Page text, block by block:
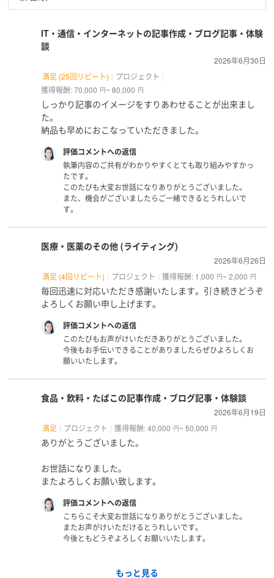
IT・通信・インターネットの記事作成・ブログ記事・体験
談
2026年6月30日
満足 (25回リピート)
プロジェクト
獲得報酬: 70,000 円~ 80,000 円
しっかり記事のイメージをすりあわせることが出来まし
た。
納品も早めにおこなっていただきました。
評価コメントへの返信
執筆内容のご共有がわかりやすくとても取り組みやすかっ
たです。
このたびも大変お世話になりありがとうございました。
また、機会がございましたらご一緒できるとうれしいで
す。
医療・医薬のその他 (ライティング)
2026年6月26日
満足 (4回リピート)
プロジェクト 獲得報酬: 1,000 円~ 2,000 円
毎回迅速に対応いただき感謝いたします。引き続きどうぞ
よろしくお願い申し上げます。
評価コメントへの返信
このたびもお声がけいただきありがとうございました。
今後もお手伝いできることがありましたらぜひよろしくお
願いいたします。
食品・飲料・たばこの記事作成・ブログ記事・体験談
2026年6月19日
満足
プロジェクト 獲得報酬: 40,000 円~ 50,000 円
ありがとうございました。
お世話になりました。
またよろしくお願い致します。
評価コメントへの返信
こちらこそ大変お世話になりありがとうございました。
またお声がけいただけるとうれしいです。
今後ともどうぞよろしくお願いいたします。
もっと見る